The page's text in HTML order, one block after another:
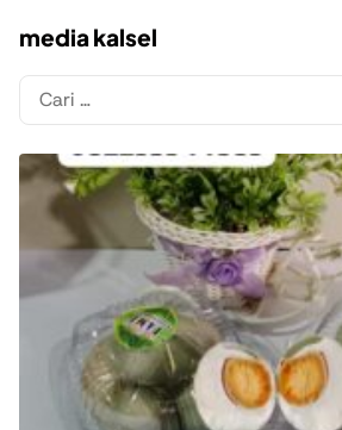
media kalsel
Cari
untuk: